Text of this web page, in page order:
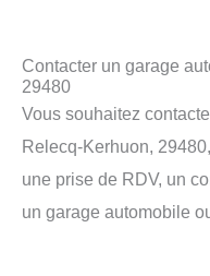
Contacter un garage
29480
Vous souhaitez
Relecq-Kerhuon,
une prise de RDV, un
un garage automobile